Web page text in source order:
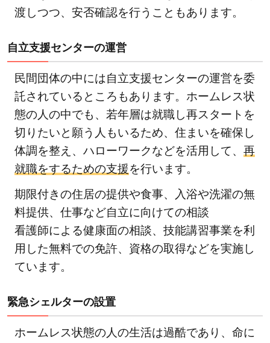
渡しつつ、安否確認を行うこともあります。
自立支援センターの運営
民間団体の中には自立支援センターの運営を委
託されているところもあります。ホームレス状
態の人の中でも、若年層は就職し再スタートを
切りたいと願う人もいるため、住まいを確保し
体調を整え、ハローワークなどを活用して、 再
就職をするための支援を行います。
期限付きの住居の提供や食事、入浴や洗濯の無
料提供、仕事など自立に向けての相談
看護師による健康面の相談、技能講習事業を利
用した無料での免許、資格の取得などを実施し
ています。
緊急シェルターの設置
ホームレス状態の人の生活は過酷であり、命に